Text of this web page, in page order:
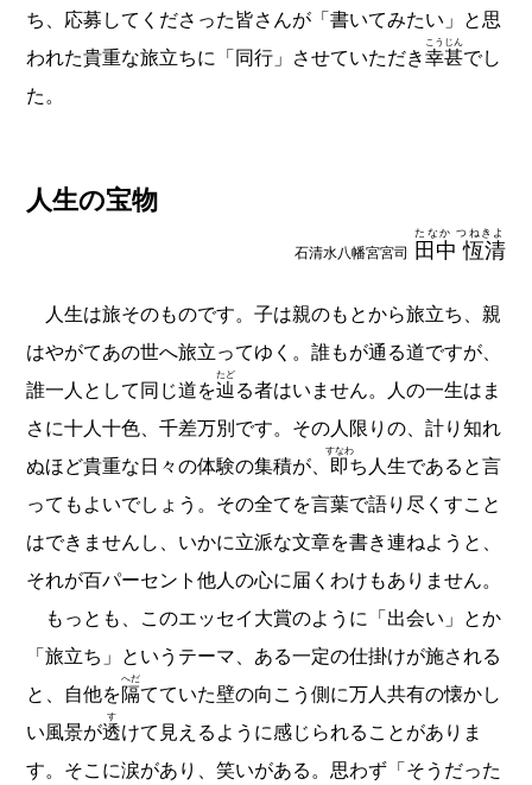
ち、応募してくださった皆さんが「書いてみたい」と思
われた貴重な旅立ちに「同行」させていただき幸甚
こうじん
でし
た。
人生の宝物
石清水八幡宮宮司 田中 恆清
たなか つねきよ
人生は旅そのものです。子は親のもとから旅立ち、親
はやがてあの世へ旅立ってゆく。誰もが通る道ですが、
誰一人として同じ道を辿
たど
る者はいません。人の一生はま
さに十人十色、千差万別です。その人限りの、計り知れ
ぬほど貴重な日々の体験の集積が、 即
すなわ
ち人生であると言
ってもよいでしょう。その全てを言葉で語り尽くすこと
はできませんし、いかに立派な文章を書き連ねようと、
それが百パーセント他人の心に届くわけもありません。
もっとも、このエッセイ大賞のように「出会い」とか
「旅立ち」というテーマ、ある一定の仕掛けが施される
と、自他を隔
へだ
てていた壁の向こう側に万人共有の懐かし
い風景が透
す
けて見えるように感じられることがありま
す。そこに涙があり、笑いがある。思わず「そうだった